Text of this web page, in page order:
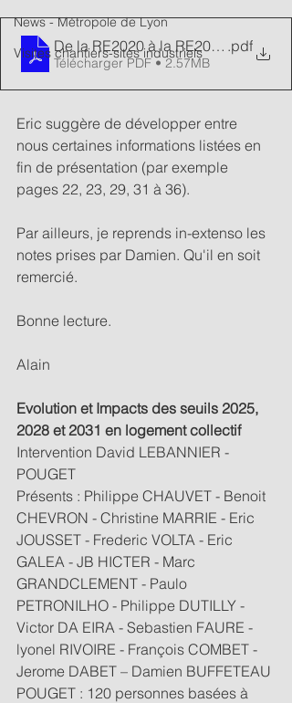
News - Métropole de Lyon
Visites chantiers-sites industriels
De la RE2020 à la RE2025-28-
.pdf
Télécharger PDF • 2.57MB
Eric suggère de développer entre
nous certaines informations listées en
fin de présentation (par exemple
pages 22, 23, 29, 31 à 36).
Par ailleurs, je reprends in-extenso les
notes prises par Damien. Qu'il en soit
remercié.
Bonne lecture.
Alain
Evolution et Impacts des seuils 2025,
2028 et 2031 en logement collectif
Intervention David LEBANNIER -
POUGET
Présents : Philippe CHAUVET - Benoit
CHEVRON - Christine MARRIE - Eric
JOUSSET - Frederic VOLTA - Eric
GALEA - JB HICTER - Marc
GRANDCLEMENT - Paulo
PETRONILHO - Philippe DUTILLY -
Victor DA EIRA - Sebastien FAURE -
lyonel RIVOIRE - François COMBET -
Jerome DABET – Damien BUFFETEAU
POUGET : 120 personnes basées à